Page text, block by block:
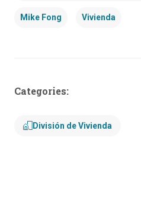
Mike Fong Vivienda
Categories:
División de Vivienda